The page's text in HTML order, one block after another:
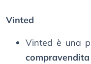
Vinted
Vinted è una